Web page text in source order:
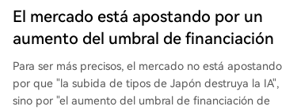
El mercado está apostando por un
aumento del umbral de financiación
Para ser más precisos, el mercado no está apostando
por que "la subida de tipos de Japón destruya la IA",
sino por "el aumento del umbral de financiación de